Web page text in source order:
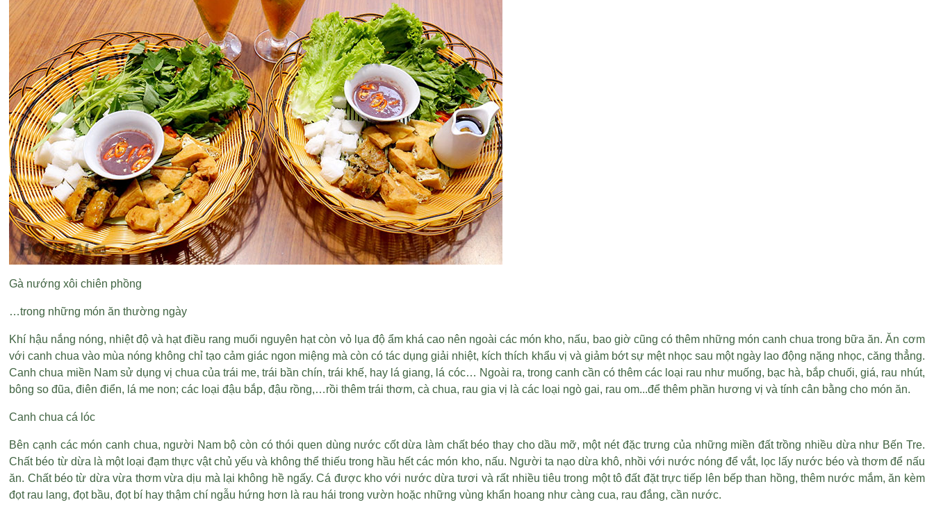
Gà nướng xôi chiên phồng
…trong những món ăn thường ngày
Khí hậu nắng nóng, nhiệt độ và hạt điều rang muối nguyên hạt còn vỏ lụa độ ẩm khá cao nên ngoài các món kho, nấu, bao giờ cũng có thêm những món canh chua trong bữa ăn. Ăn cơm
với canh chua vào mùa nóng không chỉ tạo cảm giác ngon miệng mà còn có tác dụng giải nhiệt, kích thích khẩu vị và giảm bớt sự mệt nhọc sau một ngày lao động nặng nhọc, căng thẳng.
Canh chua miền Nam sử dụng vị chua của trái me, trái bần chín, trái khế, hay lá giang, lá cóc… Ngoài ra, trong canh cần có thêm các loại rau như muống, bạc hà, bắp chuối, giá, rau nhút,
bông so đũa, điên điển, lá me non; các loại đậu bắp, đậu rồng,…rồi thêm trái thơm, cà chua, rau gia vị là các loại ngò gai, rau om...để thêm phần hương vị và tính cân bằng cho món ăn.
Canh chua cá lóc
Bên cạnh các món canh chua, người Nam bộ còn có thói quen dùng nước cốt dừa làm chất béo thay cho dầu mỡ, một nét đặc trưng của những miền đất trồng nhiều dừa như Bến Tre.
Chất béo từ dừa là một loại đạm thực vật chủ yếu và không thể thiếu trong hầu hết các món kho, nấu. Người ta nạo dừa khô, nhồi với nước nóng để vắt, lọc lấy nước béo và thơm để nấu
ăn. Chất béo từ dừa vừa thơm vừa dịu mà lại không hề ngấy. Cá được kho với nước dừa tươi và rất nhiều tiêu trong một tô đất đặt trực tiếp lên bếp than hồng, thêm nước mắm, ăn kèm
đọt rau lang, đọt bầu, đọt bí hay thậm chí ngẫu hứng hơn là rau hái trong vườn hoặc những vùng khẩn hoang như càng cua, rau đắng, cần nước.